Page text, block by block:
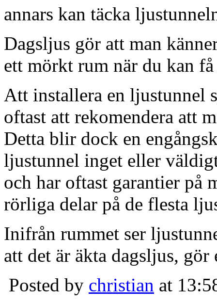
annars kan täcka
Dagsljus gör att man
ett mörkt rum när du kan
Att installera en ljustunnel
oftast att rekomendera att
Detta blir dock en
ljustunnel inget eller
och har oftast garantier på
rörliga delar på de flesta
Inifrån rummet ser
att det är äkta dagsljus,
Posted by christian at